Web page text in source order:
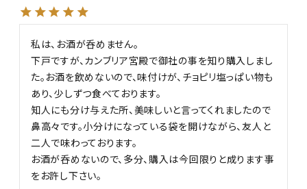
私は、お酒が呑めません。
下戸ですが、カンブリア宮殿で御社の事を知り購入しまし
た。お酒を飲めないので、味付けが、チョピリ塩っぱい物も
あり、少しずつ食べております。
知人にも分け与えた所、美味しいと言ってくれましたので
鼻高々です。小分けになっている袋を開けながら、友人と
二人で味わっております。
お酒が呑めないので、多分、購入は今回限りと成ります事
をお許し下さい。